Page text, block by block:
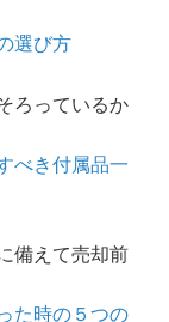
選び方
ろっているか
べき付属品一
備えて売却前
た時の５つの